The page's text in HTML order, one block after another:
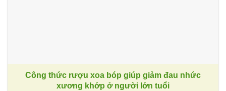
Công thức rượu xoa bóp giúp giảm đau nhức
xương khớp ở người lớn tuổi